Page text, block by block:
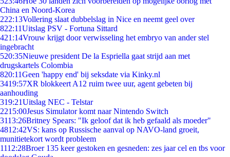
China en Noord-Korea
222:13Vollering slaat dubbelslag in Nice en neemt geel over
822:11Uitslag PSV - Fortuna Sittard
421:14Vrouw krijgt door verwisseling het embryo van ander stel
ingebracht
520:35Nieuwe president De la Espriella gaat strijd aan met
drugskartels Colombia
820:11Geen 'happy end' bij seksdate via Kinky.nl
3419:57XR blokkeert A12 ruim twee uur, agent gebeten bij
aanhouding
319:21Uitslag NEC - Telstar
2215:00Jesus Simulator komt naar Nintendo Switch
3113:26Britney Spears: "Ik geloof dat ik heb gefaald als moeder"
4812:42VS: kans op Russische aanval op NAVO-land groeit,
munitietekort wordt probleem
1112:28Broer 135 keer gestoken en gesneden: zes jaar cel en tbs voor